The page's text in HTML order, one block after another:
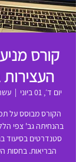
קורס
יום ד׳, 01 ביוני
  |
הקורס מבוסס על
בהנחיתה גב' צפי
סטנדרטים בסיעוד
הבריאות. בחסות